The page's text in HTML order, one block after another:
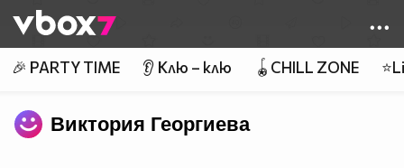
👾
🎉 PARTY TIME 👂 Клю – клю 🪀CHILL ZONE
Виктория Георгиева